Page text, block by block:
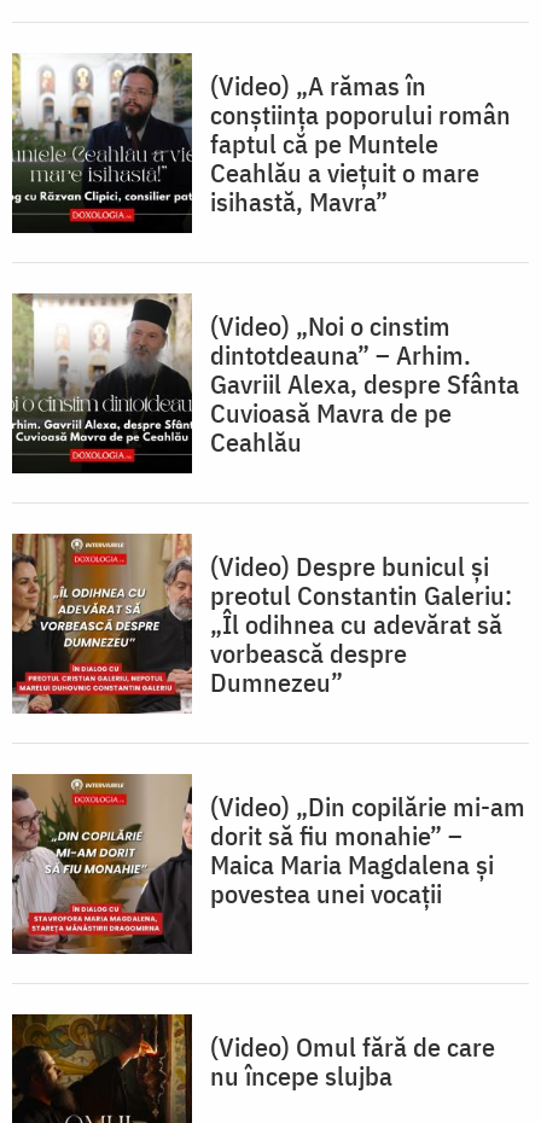
(Video) „A rămas în
conștiința poporului român
faptul că pe Muntele
Ceahlău a viețuit o mare
isihastă, Mavra”
(Video) „Noi o cinstim
dintotdeauna” – Arhim.
Gavriil Alexa, despre Sfânta
Cuvioasă Mavra de pe
Ceahlău
(Video) Despre bunicul și
preotul Constantin Galeriu:
„Îl odihnea cu adevărat să
vorbească despre
Dumnezeu”
(Video) „Din copilărie mi-am
dorit să fiu monahie” –
Maica Maria Magdalena și
povestea unei vocații
(Video) Omul fără de care
nu începe slujba